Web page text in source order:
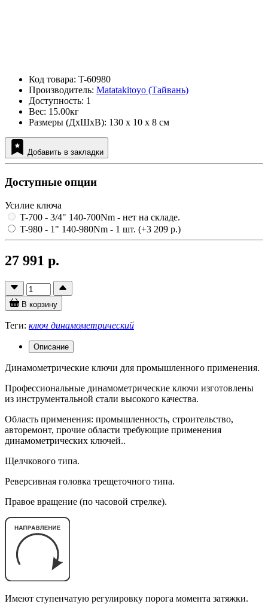
Код товара: T-60980
Производитель: Matatakitoyo (Тайвань)
Доступность: 1
Вес: 15.00кг
Размеры (ДxШxВ): 130 x 10 x 8 см
Добавить в закладки
Доступные опции
Усилие ключа
T-700 - 3/4" 140-700Nm - нет на складе.
T-980 - 1" 140-980Nm - 1 шт. (+3 209 р.)
27 991 р.
В корзину
Теги: ключ динамометрический
Описание
Динамометрические ключи для промышленного применения.
Профессиональные динамометрические ключи изготовлены
из инструментальной стали высокого качества.
Область применения: промышленность, строительство,
авторемонт, прочие области требующие применения
динамометрических ключей..
Щелчкового типа.
Реверсивная головка трещеточного типа.
Правое вращение (по часовой стрелке).
Имеют ступенчатую регулировку порога момента затяжки.